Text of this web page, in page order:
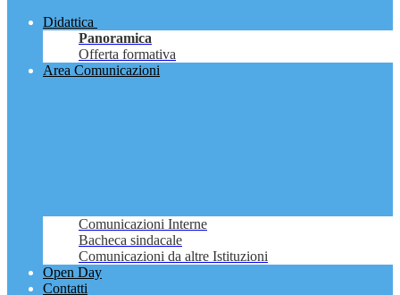
Didattica
Panoramica
Offerta formativa
Area Comunicazioni
Comunicazioni Interne
Bacheca sindacale
Comunicazioni da altre Istituzioni
Open Day
Contatti